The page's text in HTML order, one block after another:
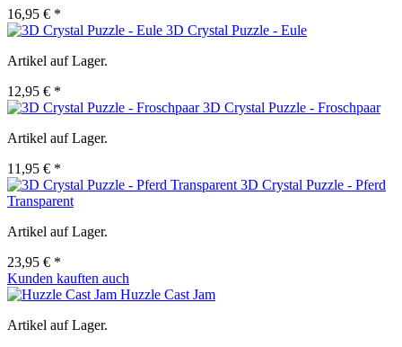
16,95 € *
3D Crystal Puzzle - Eule
Artikel auf Lager.
12,95 € *
3D Crystal Puzzle - Froschpaar
Artikel auf Lager.
11,95 € *
3D Crystal Puzzle - Pferd
Transparent
Artikel auf Lager.
23,95 € *
Kunden kauften auch
Huzzle Cast Jam
Artikel auf Lager.